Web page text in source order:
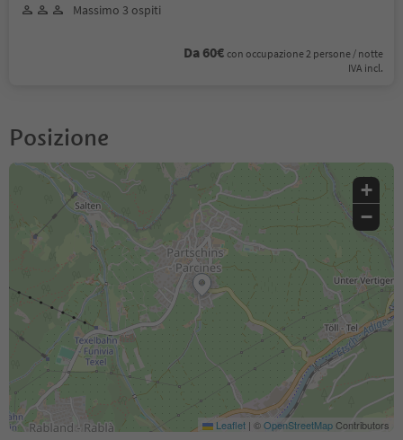
Massimo 3 ospiti
Da 60€ con occupazione 2 persone / notte
IVA incl.
Posizione
+
−
Leaflet | ©OpenStreetMapContributors